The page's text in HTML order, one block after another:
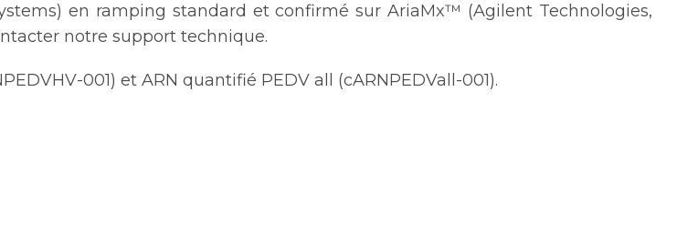
en ramping standard et confirmé sur AriaMx™ (Agilent Technologies,
notre support technique.
001) et ARN quantifié PEDV all (cARNPEDVall-001).